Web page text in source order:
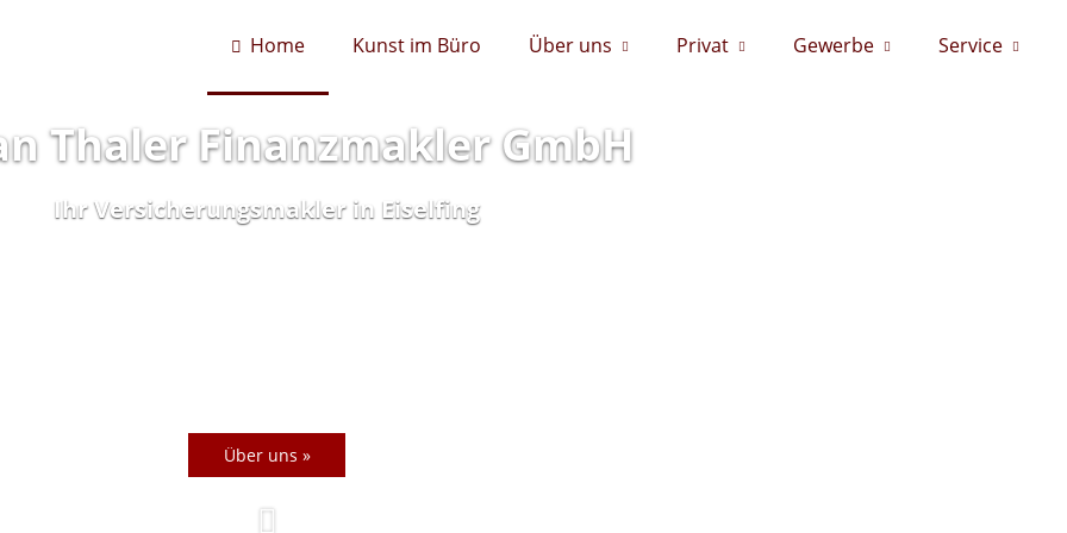
Home Kunst im Büro Über uns Privat Gewerbe Service
Thaler Finanzmakler GmbH
Ihr Versicherungsmakler in Eiselfing
Über uns »